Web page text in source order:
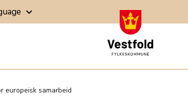
keyboard_arrow_down
europeisk samarbeid